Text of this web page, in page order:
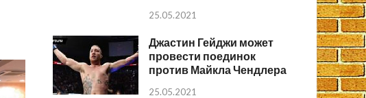
25.05.2021
Джастин Гейджи может
провести поединок
против Майкла Чендлера
25.05.2021